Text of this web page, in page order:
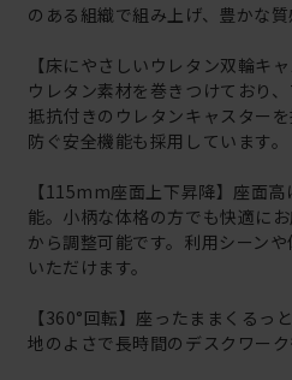
のある組織で組み上げ、豊かな質
【床にやさしいウレタン双輪キ
ウレタン素材を巻きつけており
抵抗付きのウレタンキャスター
防ぐ安全機能も採用しています。
【115mm座面上下昇降】座面
能。小柄な体格の方でも快適に
から調整可能です。利用シーン
いただけます。
【360°回転】座ったままくるっ
地のよさで長時間のデスクワー